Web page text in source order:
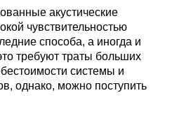
акустические
чувствительностью
способа, а иногда и
требуют траты больших
системы и
однако, можно поступить